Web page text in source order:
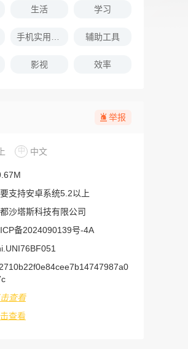
生活 学习
辅助工具
影视 效率
举报
中 中文
支持安卓系统5.2以上
沙塔斯科技有限公司
备2024090139号-4A
查看
查看